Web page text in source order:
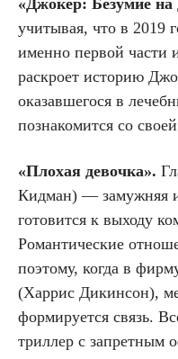
«Джокер: Безумие на
учитывая, что в 2019
именно первой части
раскроет историю
оказавшегося в
познакомится со
«Плохая девочка».
Кидман) — замужняя
готовится к выходу
Романтические
поэтому, когда в
(Харрис Дикинсон),
формируется связь.
триллер с запретным